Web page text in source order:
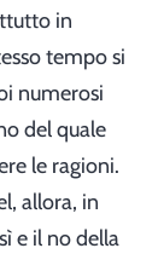
in
tempo si
numerosi
del quale
le ragioni.
allora, in
e il no della